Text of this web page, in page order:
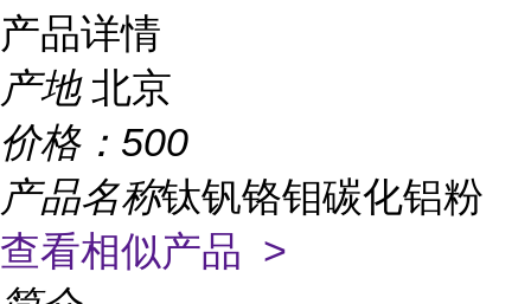
产品详情
产地 北京
价格： 500
产品名称钛钒铬钼碳化铝粉
查看相似产品 >